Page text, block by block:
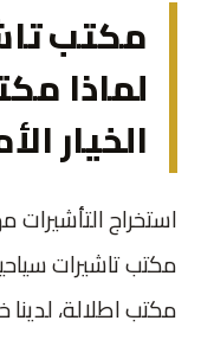
مكتب
لماذا
الخيار
استخراج التأشيرات
مكتب تاشيرات
مكتب اطلالة،